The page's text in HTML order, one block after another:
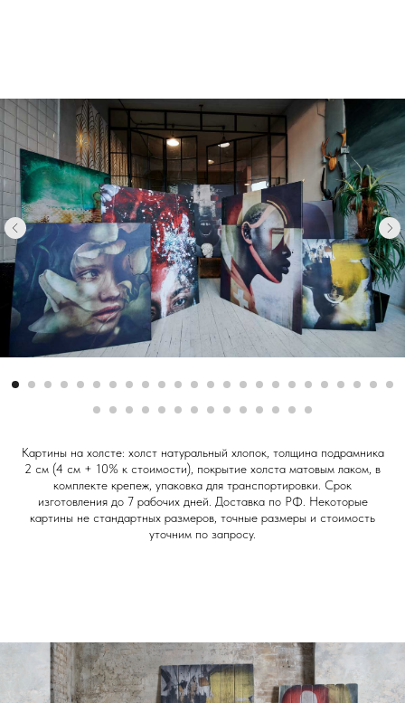
Картины на холсте: холст натуральный хлопок, толщина подрамника
2 см (4 см + 10% к стоимости), покрытие холста матовым лаком, в
комплекте крепеж, упаковка для транспортировки. Срок
изготовления до 7 рабочих дней. Доставка по РФ. Некоторые
картины не стандартных размеров, точные размеры и стоимость
уточним по запросу.